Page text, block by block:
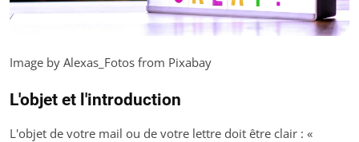
Image by Alexas_Fotos from Pixabay
L'objet et l'introduction
L'objet de votre mail ou de votre lettre doit être clair : «